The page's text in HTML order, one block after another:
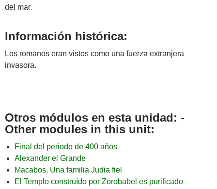
del mar.
Información histórica:
Los romanos eran vistos como una fuerza extranjera
invasora.
Otros módulos en esta unidad: -
Other modules in this unit:
Final del periodo de 400 años
Alexander el Grande
Macabos, Una familia Judia fiel
El Templo construído por Zorobabel es purificado